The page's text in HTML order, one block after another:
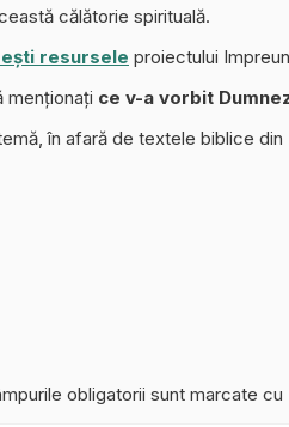
călătorie spirituală.
resursele proiectului
menționați ce v-a vorbit
în afară de textele biblice
obligatorii sunt marcate cu